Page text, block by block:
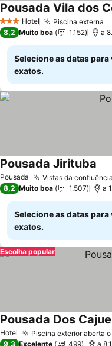
3 EstrelasHotel Piscina externa
Pousada Vila dos
8,2 Muito boa 1.152 a
Selecione as datas
exatos.
Pousada Vistas da
Pousada Jirituba
8,2 Muito boa 1.507 a
Selecione as datas
exatos.
Escolha popular
Hotel Piscina exterior aberta
Pousada Dos
9,3 Excelente 499 a